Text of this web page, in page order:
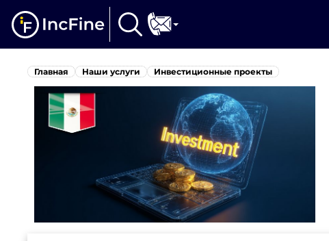
Главная Наши услуги Инвестиционные проекты